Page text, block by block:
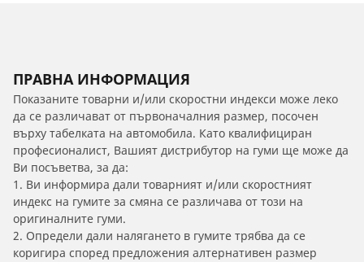
ПРАВНА ИНФОРМАЦИЯ
Показаните товарни и/или скоростни индекси може леко
да се различават от първоначалния размер, посочен
върху табелката на автомобила. Като квалифициран
професионалист, Вашият дистрибутор на гуми ще може да
Ви посъветва, за да:
1. Ви информира дали товарният и/или скоростният
индекс на гумите за смяна се различава от този на
оригиналните гуми.
2. Определи дали налягането в гумите трябва да се
коригира според предложения алтернативен размер